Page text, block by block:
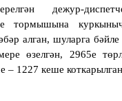
дежур-
тормышына
алган, шуларга
өзелгән, 2965е
– 1227 кеше